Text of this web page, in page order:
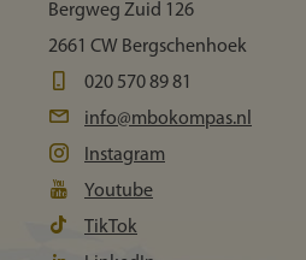
Bergweg Zuid 126
2661 CW Bergschenhoek
020 570 89 81
info@mbokompas.nl
Instagram
Youtube
TikTok